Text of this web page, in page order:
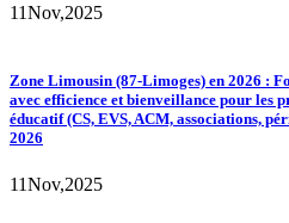
11Nov,2025
Zone Limousin (87-Limoges) en 2026 :
avec efficience et bienveillance pour les
éducatif (CS, EVS, ACM, associations,
2026
11Nov,2025